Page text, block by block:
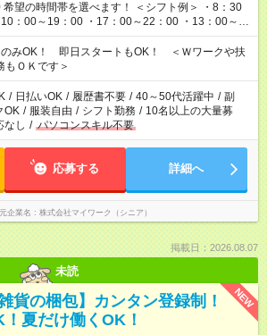
：00～19：00 ・17：00～22：00 ・13：00～
00～翌6：00 など
のみOK！ 即日スタートもOK！ ＜Ｗワークや扶
もＯＫです＞
/ 日払いOK / 履歴書不要 / 40～50代活躍中 / 副
OK / 服装自由 / シフト勤務 / 10名以上の大量募
なし / パソコンスキル不要
応募する 詳細へ
企業名 株式会社マイワーク（シニア）
掲載日：2026.08.07
未読
NEW
貨の梱包】カンタン登録制！
夏だけ働くOK！